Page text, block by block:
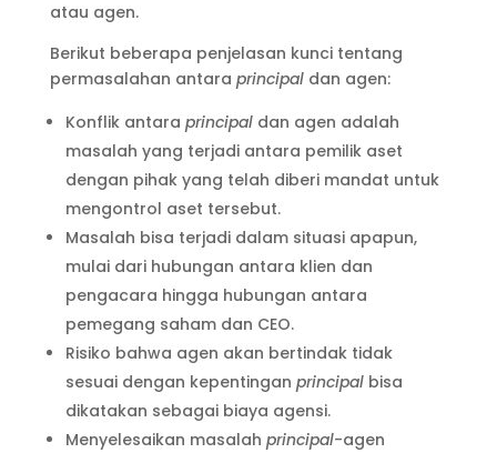
atau agen.
Berikut beberapa penjelasan kunci tentang
permasalahan antara principaldan agen:
Konflik antara principaldan agen adalah
masalah yang terjadi antara pemilik aset
dengan pihak yang telah diberi mandat untuk
mengontrol aset tersebut.
Masalah bisa terjadi dalam situasi apapun,
mulai dari hubungan antara klien dan
pengacara hingga hubungan antara
pemegang saham dan CEO.
Risiko bahwa agen akan bertindak tidak
sesuai dengan kepentingan principalbisa
dikatakan sebagai biaya agensi.
Menyelesaikan masalah principal-agen